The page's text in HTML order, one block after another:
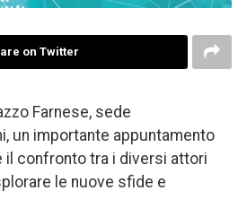
on Twitter
Farnese, sede
un importante appuntamento
il confronto tra i diversi attori
le nuove sfide e